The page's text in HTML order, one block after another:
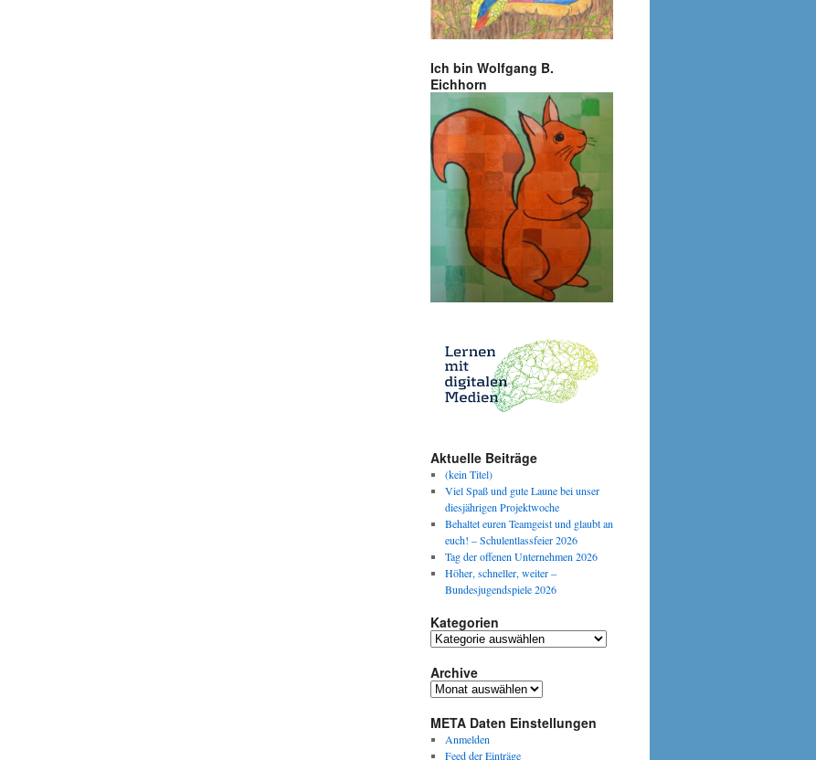
Ich bin Wolfgang B.
Eichhorn
Aktuelle Beiträge
(kein Titel)
Viel Spaß und gute Laune bei unser
diesjährigen Projektwoche
Behaltet euren Teamgeist und glaubt an
euch! – Schulentlassfeier 2026
Tag der offenen Unternehmen 2026
Höher, schneller, weiter –
Bundesjugendspiele 2026
Kategorien
Kategorien
Archive
Archive
META Daten Einstellungen
Anmelden
Feed der Einträge